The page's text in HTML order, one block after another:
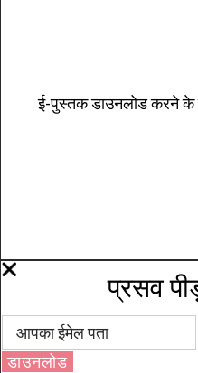
ई-पुस्तक डाउनलोड करने के
प्रसव
डाउनलोड